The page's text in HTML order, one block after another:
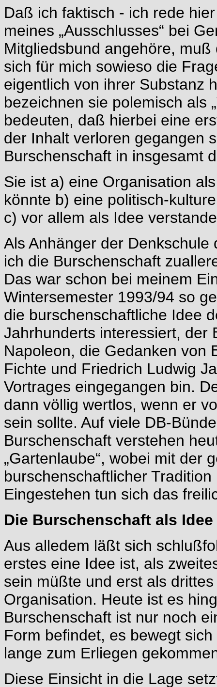
Daß ich faktisch - ich rede
meines „Ausschlusses“ bei
Mitgliedsbund angehöre,
sich für mich sowieso die
eigentlich von ihrer Substanz
bezeichnen sie polemisch als
bedeuten, daß hierbei eine
der Inhalt verloren gegangen
Burschenschaft in insgesamt
Sie ist a) eine Organisation
könnte b) eine politisch-
c) vor allem als Idee
Als Anhänger der
ich die Burschenschaft
Das war schon bei meinem
Wintersemester 1993/94 so
die burschenschaftliche Idee
Jahrhunderts interessiert, der
Napoleon, die Gedanken von
Fichte und Friedrich Ludwig
Vortrages eingegangen bin.
dann völlig wertlos, wenn er
sein sollte. Auf viele DB-
Burschenschaft verstehen
„Gartenlaube“, wobei mit der
burschenschaftlicher
Eingestehen tun sich das
Die Burschenschaft als Idee
Aus alledem läßt sich
erstes eine Idee ist, als
sein müßte und erst als
Organisation. Heute ist es
Burschenschaft ist nur noch
Form befindet, es bewegt
lange zum Erliegen
Diese Einsicht in die Lage